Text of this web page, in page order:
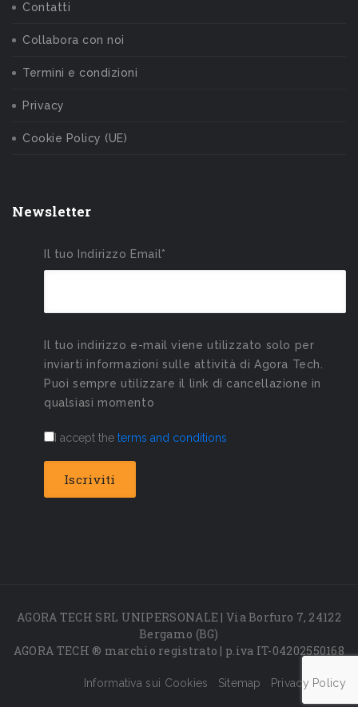
Contatti
Collabora con noi
Termini e condizioni
Privacy
Cookie Policy (UE)
Newsletter
Il tuo Indirizzo Email*
Il tuo indirizzo e-mail viene utilizzato solo per
inviarti informazioni sulle attività di Agora Tech.
Puoi sempre utilizzare il link di cancellazione in
qualsiasi momento
I accept the terms and conditions
AGORA TECH SRL UNIPERSONALE | Via Borfuro 7, 24122
Bergamo (BG)
AGORA TECH ® marchio registrato | p.iva IT-04202550168
Informativa sui Cookies Sitemap Privacy Policy